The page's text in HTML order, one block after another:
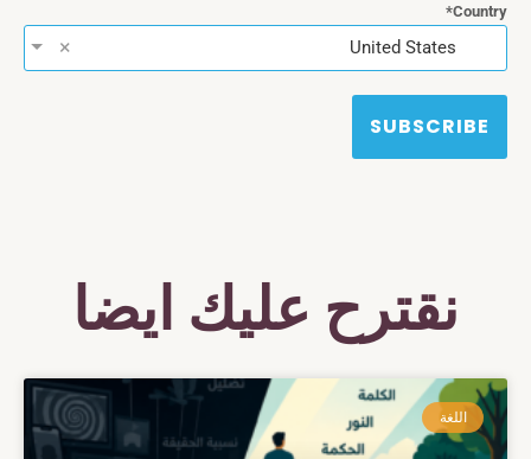
Country
United States
×
SUBSCRIBE
نقترح عليك ايضا
اللغة